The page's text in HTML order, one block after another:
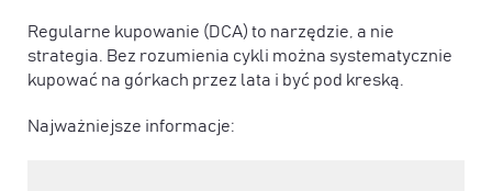
Regularne kupowanie (DCA) to narzędzie, a nie
strategia. Bez rozumienia cykli można systematycznie
kupować na górkach przez lata i być pod kreską.
Najważniejsze informacje: